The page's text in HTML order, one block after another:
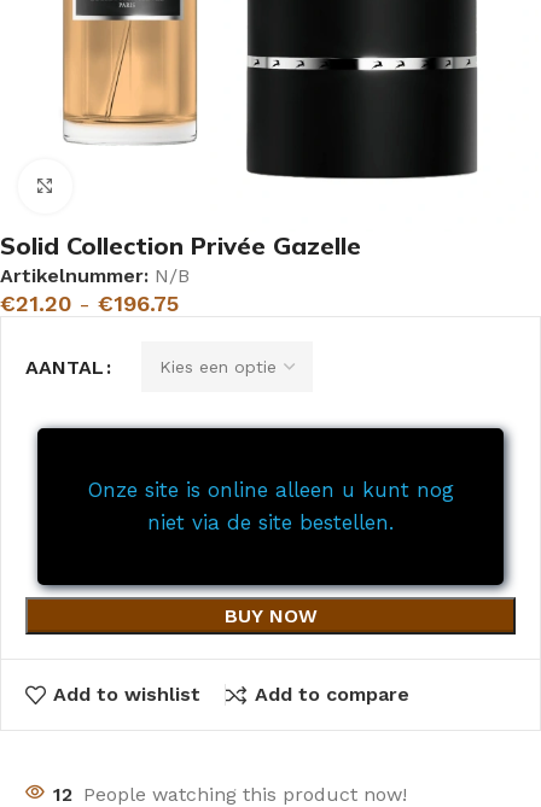
Solid Collection Privée Gazelle
Artikelnummer: N/B
€21.20 - €196.75
AANTAL
Onze site is online alleen u kunt nog
niet via de site bestellen.
BUY NOW
Add to wishlist Add to compare
12 People watching this product now!